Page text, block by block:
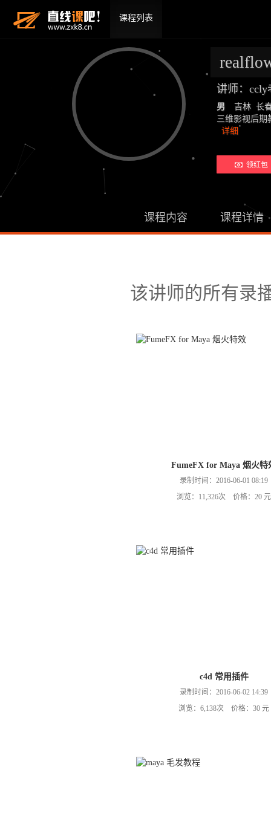
课程列表
讲师：ccly
男
吉林 长
三维影视后期
详细
领红包
课程内容 课程详情
该讲师的所有录
FumeFX for Maya 烟火特
录制时间：2016-06-01 08:19
浏览：11,326次 价格：20 元
c4d 常用插件
录制时间：2016-06-02 14:39
浏览：6,138次 价格：30 元